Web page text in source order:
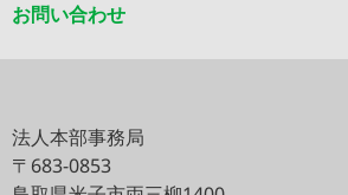
お問い合わせ
法人本部事務局
〒683-0853